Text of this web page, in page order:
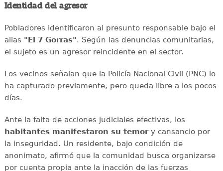
Identidad del agresor
Pobladores identificaron al presunto responsable bajo el
alias "El 7 Gorras". Según las denuncias comunitarias,
el sujeto es un agresor reincidente en el sector.
Los vecinos señalan que la Policía Nacional Civil (PNC) lo
ha capturado previamente, pero queda libre a los pocos
días.
Ante la falta de acciones judiciales efectivas, los
habitantes manifestaron su temory cansancio por
la inseguridad. Un residente, bajo condición de
anonimato, afirmó que la comunidad busca organizarse
por cuenta propia ante la inacción de las fuerzas